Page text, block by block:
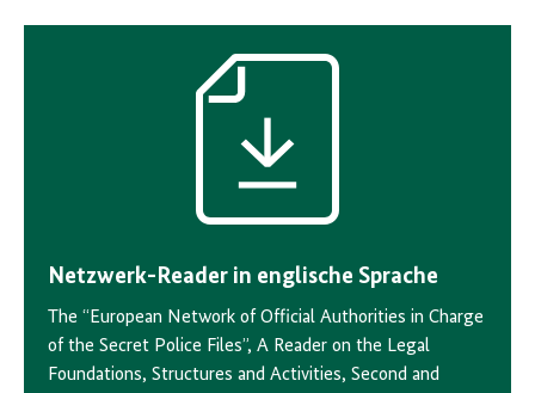
Download-
Netzwerk-Reader in englische Sprache
The “European Network of Official Authorities in Charge
of the Secret Police Files”, A Reader on the Legal
Foundations, Structures and Activities, Second and